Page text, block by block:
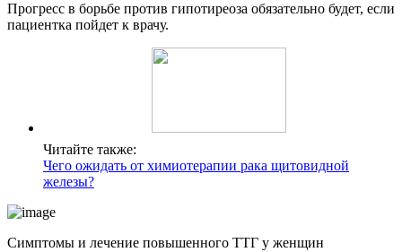
Прогресс в борьбе против гипотиреоза обязательно будет, если
пациентка пойдет к врачу.
Читайте также:
Чего ожидать от химиотерапии рака щитовидной
железы?
Симптомы и лечение повышенного ТТГ у женщин